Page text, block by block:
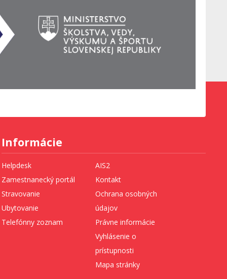
Informácie
Helpdesk
Zamestnanecký portál
Stravovanie
Ubytovanie
Telefónny zoznam
AIS2
Kontakt
Ochrana osobných
údajov
Právne informácie
Vyhlásenie o
prístupnosti
Mapa stránky